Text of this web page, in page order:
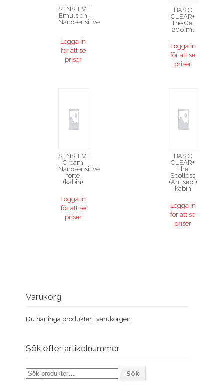
SENSITIVE
Emulsion
Nanosensitive
Logga in
för att se
priser
BASIC
CLEAR+
The Gel
200 ml
Logga in
för att se
priser
SENSITIVE
Cream
Nanosensitive
forte
(kabin)
Logga in
för att se
priser
BASIC
CLEAR+
The
Spotless
(Antisept)
kabin
Logga in
för att se
priser
Varukorg
Du har inga produkter i varukorgen.
Sök efter artikelnummer
Sök
efter:
Sök